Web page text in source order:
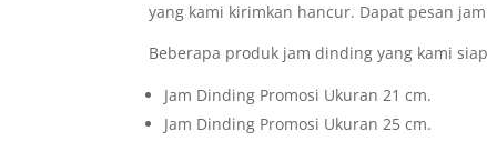
yang kami kirimkan hancur. Dapat pesan
Beberapa produk jam dinding yang kami
Jam Dinding Promosi Ukuran 21 cm.
Jam Dinding Promosi Ukuran 25 cm.